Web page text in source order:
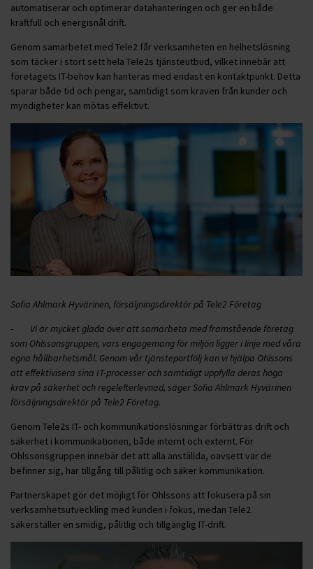
automatiserar och optimerar datahanteringen och ger en både
kraftfull och energisnål drift.
Genom samarbetet med Tele2 får verksamheten en helhetslösning
som täcker i stort sett hela Tele2s tjänsteutbud, vilket innebär att
företagets IT-behov kan hanteras med endast en kontaktpunkt. Detta
sparar både tid och pengar, samtidigt som kraven från kunder och
myndigheter kan mötas effektivt.
Sofia Ahlmark Hyvärinen, försäljningsdirektör på Tele2 Företag
-
Vi är mycket glada över att samarbeta med framstående företag
som Ohlssonsgruppen, vars engagemang för miljön ligger i linje med våra
egna hållbarhetsmål. Genom vår tjänsteportfölj kan vi hjälpa Ohlssons
att effektivisera sina IT-processer och samtidigt uppfylla deras höga
krav på säkerhet och regelefterlevnad, säger Sofia Ahlmark Hyvärinen
försäljningsdirektör på Tele2 Företag.
Genom Tele2s IT- och kommunikationslösningar förbättras drift och
säkerhet i kommunikationen, både internt och externt. För
Ohlssonsgruppen innebär det att alla anställda, oavsett var de
befinner sig, har tillgång till pålitlig och säker kommunikation.
Partnerskapet gör det möjligt för Ohlssons att fokusera på sin
verksamhetsutveckling med kunden i fokus, medan Tele2
säkerställer en smidig, pålitlig och tillgänglig IT-drift.